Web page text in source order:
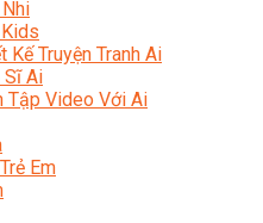
Nhi
Kế Truyện Tranh Ai
Sĩ Ai
Tập Video Với Ai
Em